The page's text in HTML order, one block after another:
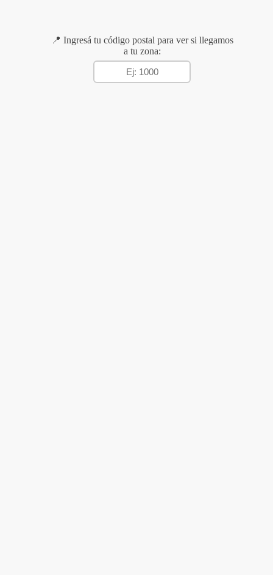
📍 Ingresá tu código postal para ver si llegamos
a tu zona: